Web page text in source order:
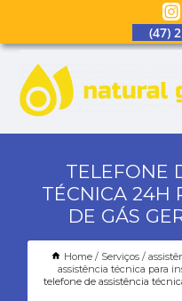
(47)
TELEFONE
TÉCNICA 24H
DE GÁS
Home Serviços
assistência técnica para
telefone de assistência